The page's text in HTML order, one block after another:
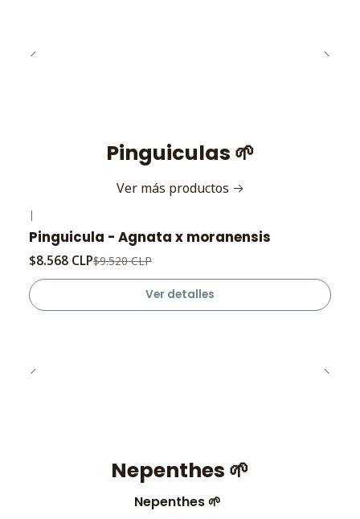
Pinguiculas 🌱
Ver más productos
-10%
OFF
Agotado
|
Pinguicula - Agnata x moranensis
$8.568 CLP$9.520 CLP
Ver detalles
Nepenthes 🌱
Nepenthes 🌱